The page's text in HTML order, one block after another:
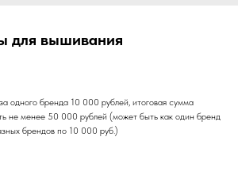
для вышивания
одного бренда 10 000 рублей, итоговая сумма
не менее 50 000 рублей (может быть как один бренд
брендов по 10 000 руб.)